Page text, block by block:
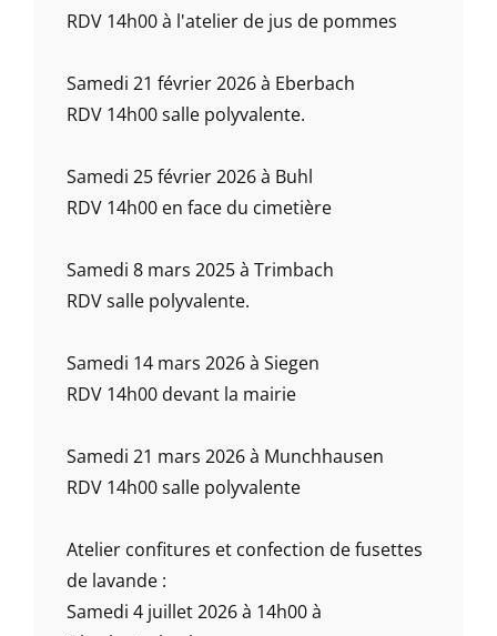
RDV 14h00 à l'atelier de jus de pommes
Samedi 21 février 2026 à Eberbach
RDV 14h00 salle polyvalente.
Samedi 25 février 2026 à Buhl
RDV 14h00 en face du cimetière
Samedi 8 mars 2025 à Trimbach
RDV salle polyvalente.
Samedi 14 mars 2026 à Siegen
RDV 14h00 devant la mairie
Samedi 21 mars 2026 à Munchhausen
RDV 14h00 salle polyvalente
Atelier confitures et confection de fusettes
de lavande :
Samedi 4 juillet 2026 à 14h00 à